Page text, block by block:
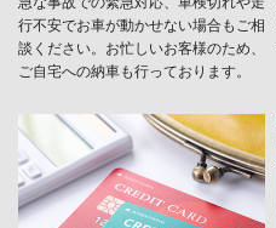
行不安でお車が動かせない場合もご相
談ください。お忙しいお客様のため、
ご自宅への納車も行っております。